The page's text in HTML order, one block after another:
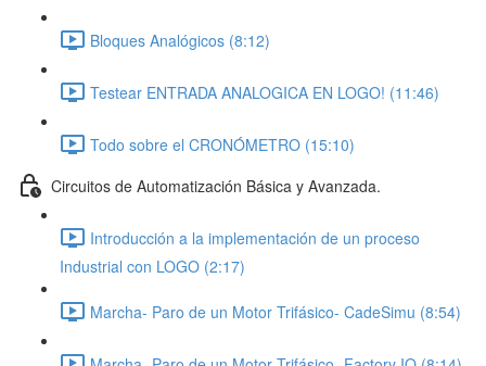
Bloques Analógicos (8:12)
Testear ENTRADA ANALOGICA EN LOGO! (11:46)
Todo sobre el CRONÓMETRO (15:10)
Circuitos de Automatización Básica y Avanzada.
Introducción a la implementación de un proceso
Industrial con LOGO (2:17)
Marcha- Paro de un Motor Trifásico- CadeSimu (8:54)